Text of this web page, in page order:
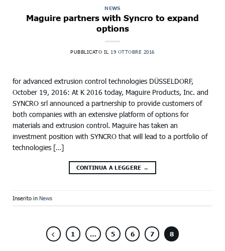
NEWS
Maguire partners with Syncro to expand
options
PUBBLICATO IL 19 OTTOBRE 2016
for advanced extrusion control technologies DÜSSELDORF,
October 19, 2016: At K 2016 today, Maguire Products, Inc. and
SYNCRO srl announced a partnership to provide customers of
both companies with an extensive platform of options for
materials and extrusion control. Maguire has taken an
investment position with SYNCRO that will lead to a portfolio of
technologies […]
CONTINUA A LEGGERE →
Inserito in News
1 … 5 6 7 8